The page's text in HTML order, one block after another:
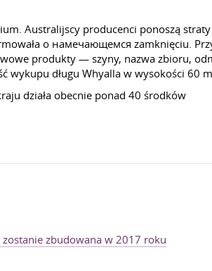
Australijscy producenci ponoszą straty
o намечающемся zamknięciu.
produkty — szyny, nazwa zbioru,
wykupu długu Whyalla w wysokości 60
działa obecnie ponad 40 środków
zbudowana w 2017 roku